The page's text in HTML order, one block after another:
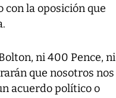
la oposición que
ni 400 Pence, ni
que nosotros nos
acuerdo político o